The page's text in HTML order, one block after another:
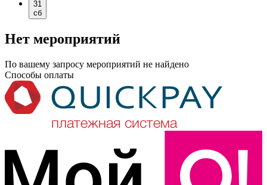
31
сб
Нет мероприятий
По вашему запросу мероприятий не найдено
Способы оплаты